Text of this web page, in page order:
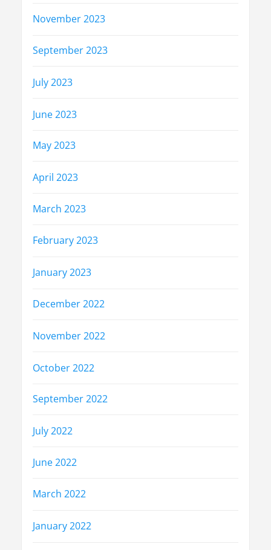
November 2023
September 2023
July 2023
June 2023
May 2023
April 2023
March 2023
February 2023
January 2023
December 2022
November 2022
October 2022
September 2022
July 2022
June 2022
March 2022
January 2022